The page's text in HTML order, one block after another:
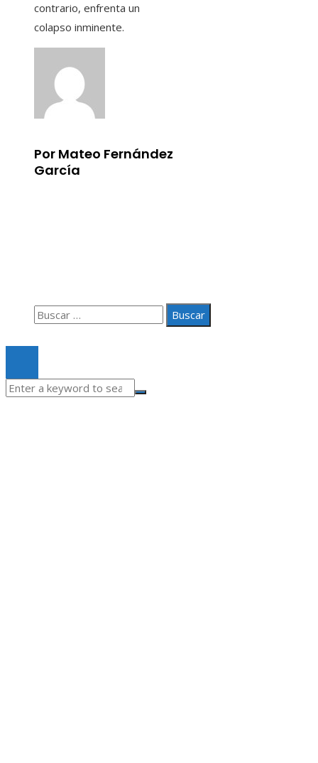
contrario, enfrenta un
colapso inminente.
Por Mateo Fernández
García
Buscar: